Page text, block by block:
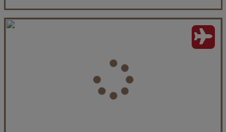
Lady Diana Hotel - 4 éjszakás
Isztambul
Utazás módja:
Repülővel
Ellátás:
Reggeli
Szálláskategória:Hotel ****
Szoba Standard Kétszemélyes